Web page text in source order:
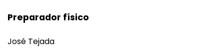
Preparador físico
José Tejada